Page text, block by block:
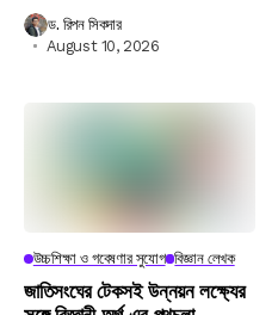
ড. রিপন সিকদার
August 10, 2026
উচ্চশিক্ষা ও গবেষণার সুযোগ বিজ্ঞান লেখক
জাতিসংঘের টেকসই উন্নয়ন লক্ষ্যের